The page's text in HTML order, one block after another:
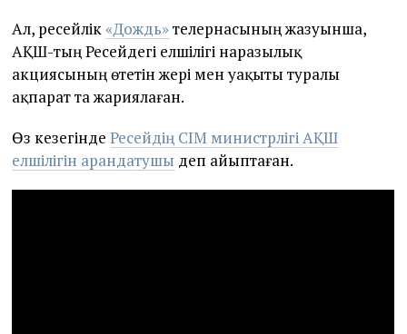
Ал, ресейлік«Дождь»телернасының жазуынша,
АҚШ-тың Ресейдегі елшілігі наразылық
акциясының өтетін жері мен уақыты туралы
ақпарат та жариялаған.
Өз кезегіндеРесейдің СІМ министрлігі АҚШ
елшілігін арандатушы деп айыптаған.